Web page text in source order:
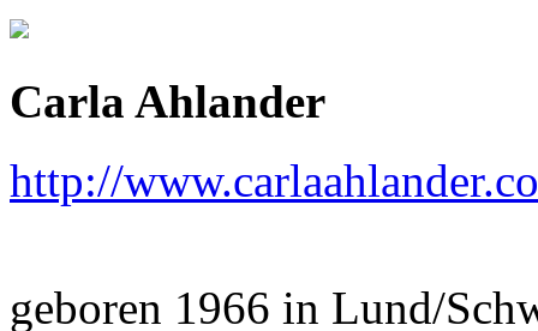
Carla Ahlander
http://
geboren 1966 in Lund/